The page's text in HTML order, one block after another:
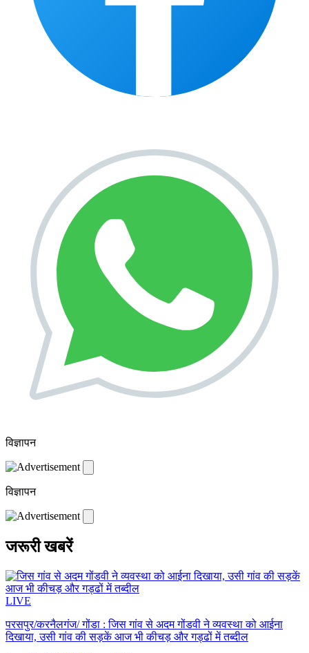
विज्ञापन
विज्ञापन
जरूरी खबरें
LIVE
परसपुर/करनैलगंज/ गोंडा : जिस गांव से अदम गोंडवी ने व्यवस्था को आईना
दिखाया, उसी गांव की सड़कें आज भी कीचड़ और गड्ढों में तब्दील